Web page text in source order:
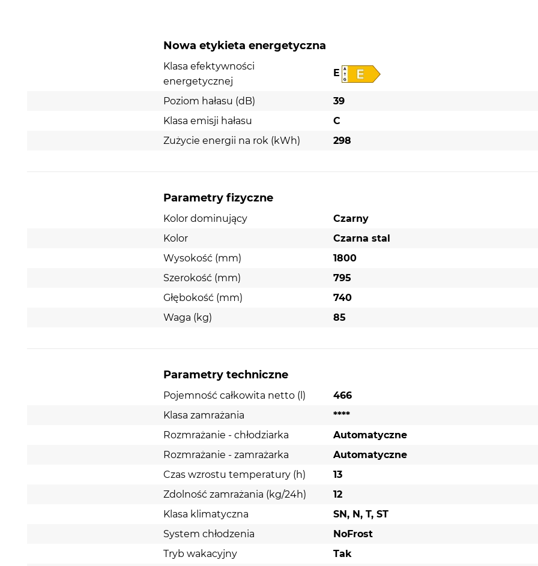
Nowa etykieta energetyczna
Klasa efektywności
energetycznej
E
Poziom hałasu (dB)
39
Klasa emisji hałasu
C
Zużycie energii na rok (kWh)
298
Parametry fizyczne
Kolor dominujący
Czarny
Kolor
Czarna stal
Wysokość (mm)
1800
Szerokość (mm)
795
Głębokość (mm)
740
Waga (kg)
85
Parametry techniczne
Pojemność całkowita netto (l)
466
Klasa zamrażania
****
Rozmrażanie - chłodziarka
Automatyczne
Rozmrażanie - zamrażarka
Automatyczne
Czas wzrostu temperatury (h)
13
Zdolność zamrażania (kg/24h)
12
Klasa klimatyczna
SN, N, T, ST
System chłodzenia
NoFrost
Tryb wakacyjny
Tak